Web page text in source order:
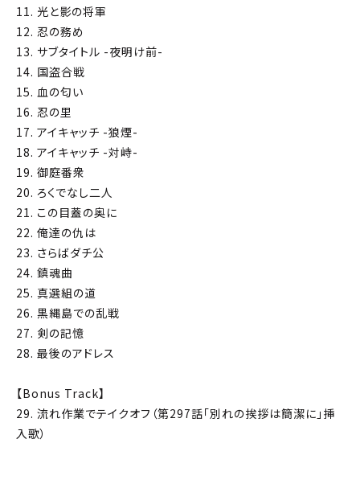
11. 光と影の将軍
12. 忍の務め
13. サブタイトル -夜明け前-
14. 国盗合戦
15. 血の匂い
16. 忍の里
17. アイキャッチ -狼煙-
18. アイキャッチ -対峙-
19. 御庭番衆
20. ろくでなし二人
21. この目蓋の奥に
22. 俺達の仇は
23. さらばダチ公
24. 鎮魂曲
25. 真選組の道
26. 黒縄島での乱戦
27. 剣の記憶
28. 最後のアドレス
【Bonus Track】
29. 流れ作業でテイクオフ（第297話「別れの挨拶は簡潔に」挿
入歌）